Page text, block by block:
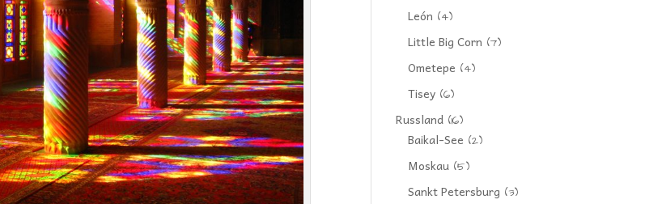
León (4)
Little Big Corn (7)
Ometepe (4)
Tisey (6)
Russland (16)
Baikal-See (2)
Moskau (5)
Sankt Petersburg (3)